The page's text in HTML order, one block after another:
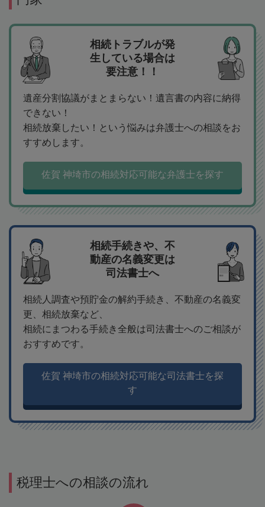
相続トラブルが発
生している場合は
要注意！！
遺産分割協議がまとまらない！遺言書の内容に納得
できない！
相続放棄したい！という悩みは弁護士への相談をお
すすめします。
佐賀 神埼市の相続対応可能な弁護士を探す
相続手続きや、不
動産の名義変更は
司法書士へ
相続人調査や預貯金の解約手続き、不動産の名義変
更、相続放棄など、
相続にまつわる手続き全般は司法書士へのご相談が
おすすめです。
佐賀 神埼市の相続対応可能な司法書士を探
す
税理士への相談の流れ